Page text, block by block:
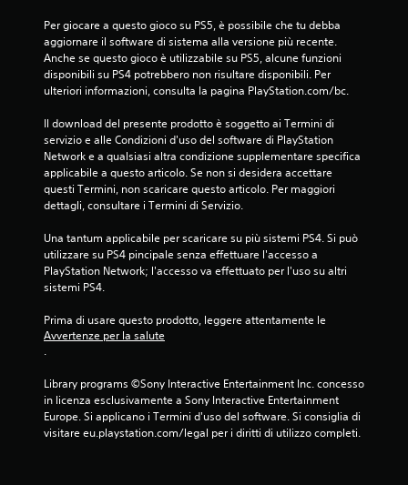
Per giocare a questo gioco su PS5, è possibile che tu debba
aggiornare il software di sistema alla versione più recente.
Anche se questo gioco è utilizzabile su PS5, alcune funzioni
disponibili su PS4 potrebbero non risultare disponibili. Per
ulteriori informazioni, consulta la pagina PlayStation.com/bc.
Il download del presente prodotto è soggetto ai Termini di
servizio e alle Condizioni d'uso del software di PlayStation
Network e a qualsiasi altra condizione supplementare specifica
applicabile a questo articolo. Se non si desidera accettare
questi Termini, non scaricare questo articolo. Per maggiori
dettagli, consultare i Termini di Servizio.
Una tantum applicabile per scaricare su più sistemi PS4. Si può
utilizzare su PS4 pincipale senza effettuare l'accesso a
PlayStation Network; l'accesso va effettuato per l'uso su altri
sistemi PS4.
Prima di usare questo prodotto, leggere attentamente le
Avvertenze per la salute
.
Library programs ©Sony Interactive Entertainment Inc. concesso
in licenza esclusivamente a Sony Interactive Entertainment
Europe. Si applicano i Termini d'uso del software. Si consiglia di
visitare eu.playstation.com/legal per i diritti di utilizzo completi.